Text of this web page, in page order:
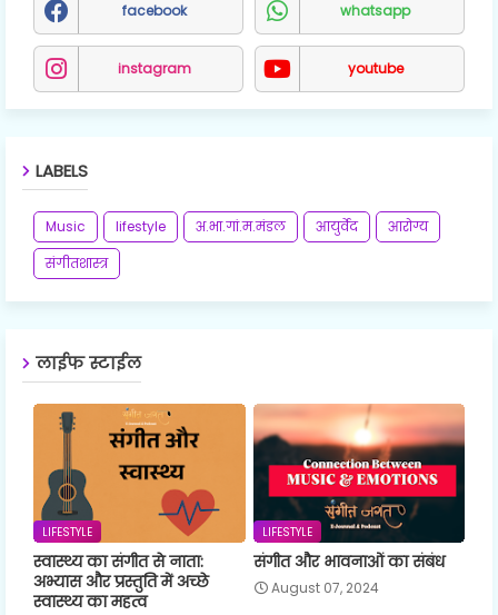
facebook whatsapp
instagram youtube
LABELS
Music lifestyle अ.भा.गां.म.मंडल आयुर्वेद
आरोग्य
संगीतशास्त्र
लाईफ स्टाईल
LIFESTYLE
स्वास्थ्य का संगीत से नाता:
अभ्यास और प्रस्तुति में अच्छे
स्वास्थ्य का महत्व
LIFESTYLE
संगीत और भावनाओं का संबंध
August 07, 2024